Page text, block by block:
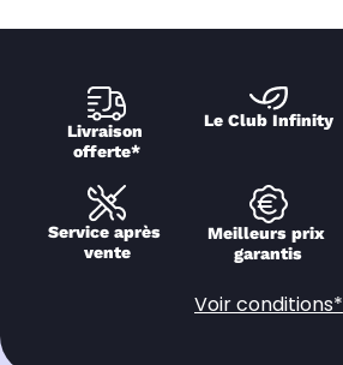
Livraison
offerte*
Le Club Infinity
Service après
vente
Meilleurs prix
garantis
Voir conditions*